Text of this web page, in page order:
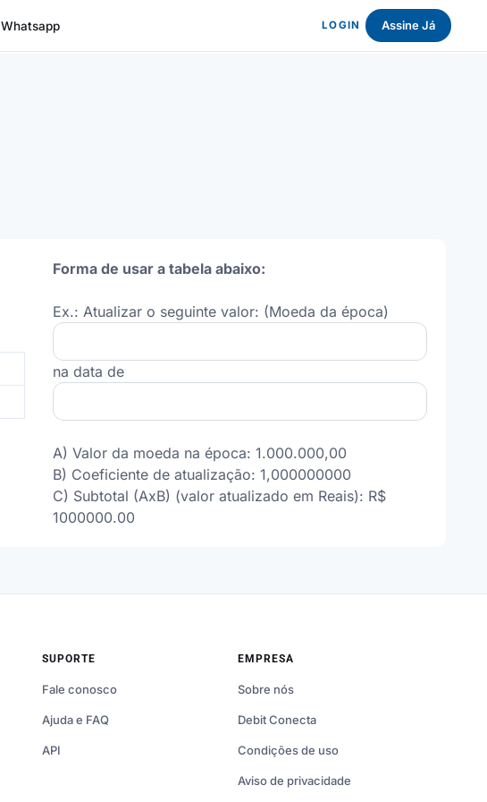
Whatsapp LOGIN Assine Já
Forma de usar a tabela abaixo:
Ex.: Atualizar o seguinte valor: (Moeda da época)
na data de
A) Valor da moeda na época: 1.000.000,00
B) Coeficiente de atualização: 1,000000000
C) Subtotal (AxB) (valor atualizado em Reais): R$
1000000.00
SUPORTE
Fale conosco
Ajuda e FAQ
API
EMPRESA
Sobre nós
Debit Conecta
Condições de uso
Aviso de privacidade